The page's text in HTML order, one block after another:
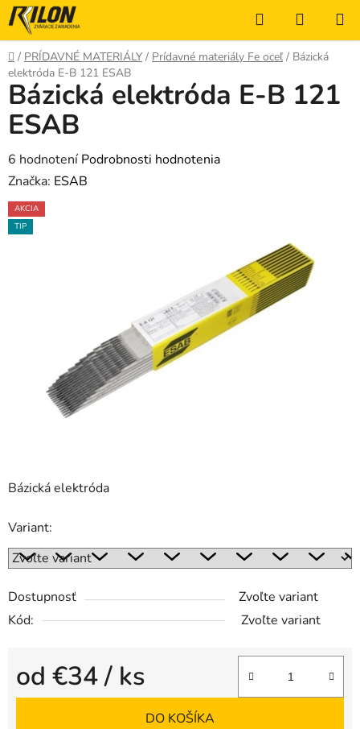
Prejsť
na
obsah
Hľadať
KOŠÍK
Domov
/ PRÍDAVNÉ MATERIÁLY / Prídavné materiály Fe oceľ / Bázická
elektróda E-B 121 ESAB
Bázická elektróda
Variant:
Dostupnosť
Zvoľte variant
Kód:
Zvoľte variant
od €34/ ks
Jednotková cena:
DO KOŠÍKA
Bázická elektróda E-B 121
ESAB
Priemerné
hodnotenie
produktu
je
6 hodnotení Podrobnosti hodnotenia
Značka: ESAB
AKCIA
TIP